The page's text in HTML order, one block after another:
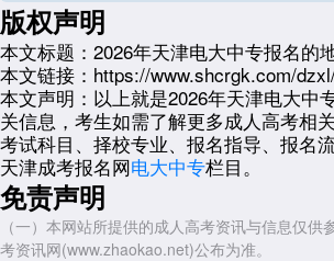
专栏”入口。点击进入即可完成全部报名操作。
报名流程简要说明：
注册账号并登录报名系统
填写个人基本信息(姓名、身份证号、联系电
上传报名材料电子版：身份证正反面、初中或
证件照(蓝底或白底)
提交审核，等待学校资格审核结果(一般3-7个
审核通过后在线缴纳学费
版权声明
本文标题： 2026年天津电大中专报名的
本文链接： https://www.shcrgk.com/
本文声明： 以上就是2026年天津电大中
关信息，考生如需了解更多成人高考相
考试科目、择校专业、报名指导、报名
天津成考报名网电大中专栏目。
免责声明
（一）本网站所提供的成人高考资讯与信息仅供
考资讯网(www.zhaokao.net)公布为准。